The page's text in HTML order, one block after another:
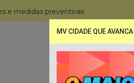
e medidas preventivas
MV CIDADE QUE AVANCA